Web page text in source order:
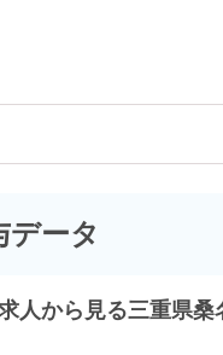
データ
人から見る三重県桑